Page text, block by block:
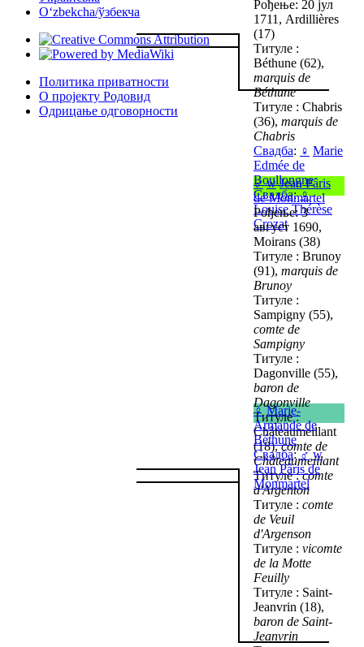
Рођење: 20 јул
1711, Ardillières
(17)
Титуле :
Béthune (62),
marquis de
Béthune
Титуле : Chabris
(36), marquis de
Chabris
Свадба: ♀ Marie
Edmée de
Boullongne
Свадба:♀
Louise Thérèse
Crozat
♂ w Jean Pâris
de Monmartel
Рођење: 3
август 1690,
Moirans (38)
Титуле : Brunoy
(91), marquis de
Brunoy
Титуле :
Sampigny (55),
comte de
Sampigny
Титуле :
Dagonville (55),
baron de
Dagonville
Титуле :
Châteaumeillant
(18),comte de
Châteaumeillant
Титуле :comte
d'Argenton
Титуле : comte
de Veuil
d'Argenson
Титуле : vicomte
de la Motte
Feuilly
Титуле : Saint-
Jeanvrin (18),
baron de Saint-
Jeanvrin
♀ Marie-
Armande de
Béthune
Свадба:♂ w
Jean Pâris de
Monmartel
Oʻzbekcha/ўзбекча
Политика приватности
О пројекту Родовид
Одрицање одговорности